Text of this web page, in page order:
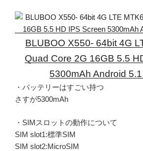
BLUBOO X550- 64bit 4G
Quad Core 2G 16GB 5.5
5300mAh Android
・バッテリーはすごい持つ
さすが5300mAh
・SIMスロットの動作について
SIM slot1:標準SIM
SIM slot2:MicroSIM